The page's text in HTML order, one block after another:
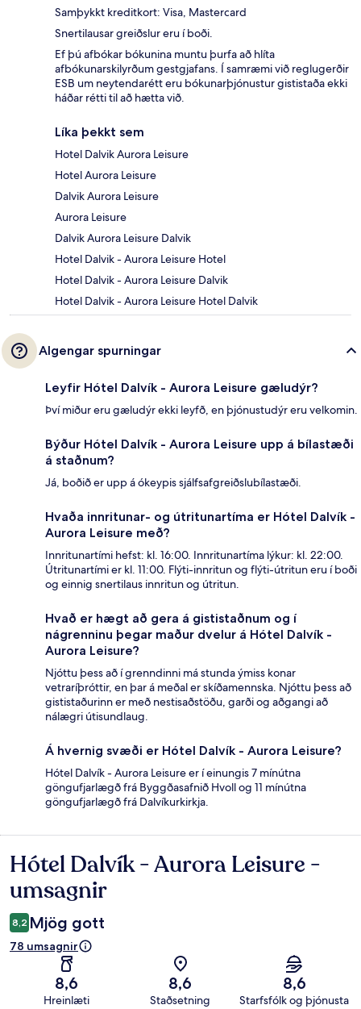
Samþykkt kreditkort: Visa, Mastercard
Snertilausar greiðslur eru í boði.
Ef þú afbókar bókunina muntu þurfa að hlíta
afbókunarskilyrðum gestgjafans. Í samræmi við reglugerðir
ESB um neytendarétt eru bókunarþjónustur gististaða ekki
háðar rétti til að hætta við.
Líka þekkt sem
Hotel Dalvik Aurora Leisure
Hotel Aurora Leisure
Dalvik Aurora Leisure
Aurora Leisure
Dalvik Aurora Leisure Dalvik
Hotel Dalvik - Aurora Leisure Hotel
Hotel Dalvik - Aurora Leisure Dalvik
Hotel Dalvik - Aurora Leisure Hotel Dalvik
Algengar spurningar
Leyfir Hótel Dalvík - Aurora Leisure gæludýr?
Því miður eru gæludýr ekki leyfð, en þjónustudýr eru velkomin.
Býður Hótel Dalvík - Aurora Leisure upp á bílastæði
á staðnum?
Já, boðið er upp á ókeypis sjálfsafgreiðslubílastæði.
Hvaða innritunar- og útritunartíma er Hótel Dalvík -
Aurora Leisure með?
Innritunartími hefst: kl. 16:00. Innritunartíma lýkur: kl. 22:00.
Útritunartími er kl. 11:00. Flýti-innritun og flýti-útritun eru í boði
og einnig snertilaus innritun og útritun.
Hvað er hægt að gera á gististaðnum og í
nágrenninu þegar maður dvelur á Hótel Dalvík -
Aurora Leisure?
Njóttu þess að í grenndinni má stunda ýmiss konar
vetraríþróttir, en þar á meðal er skíðamennska. Njóttu þess að
gististaðurinn er með nestisaðstöðu, garði og aðgangi að
nálægri útisundlaug.
Á hvernig svæði er Hótel Dalvík - Aurora Leisure?
Hótel Dalvík - Aurora Leisure er í einungis 7 mínútna
göngufjarlægð frá Byggðasafnið Hvoll og 11 mínútna
göngufjarlægð frá Dalvíkurkirkja.
Umsagnir
Hótel Dalvík - Aurora Leisure -
umsagnir
8,2 Mjög gott
78 umsagnir
8,6
Hreinlæti
8,6
Staðsetning
8,6
Starfsfólk og þjónusta